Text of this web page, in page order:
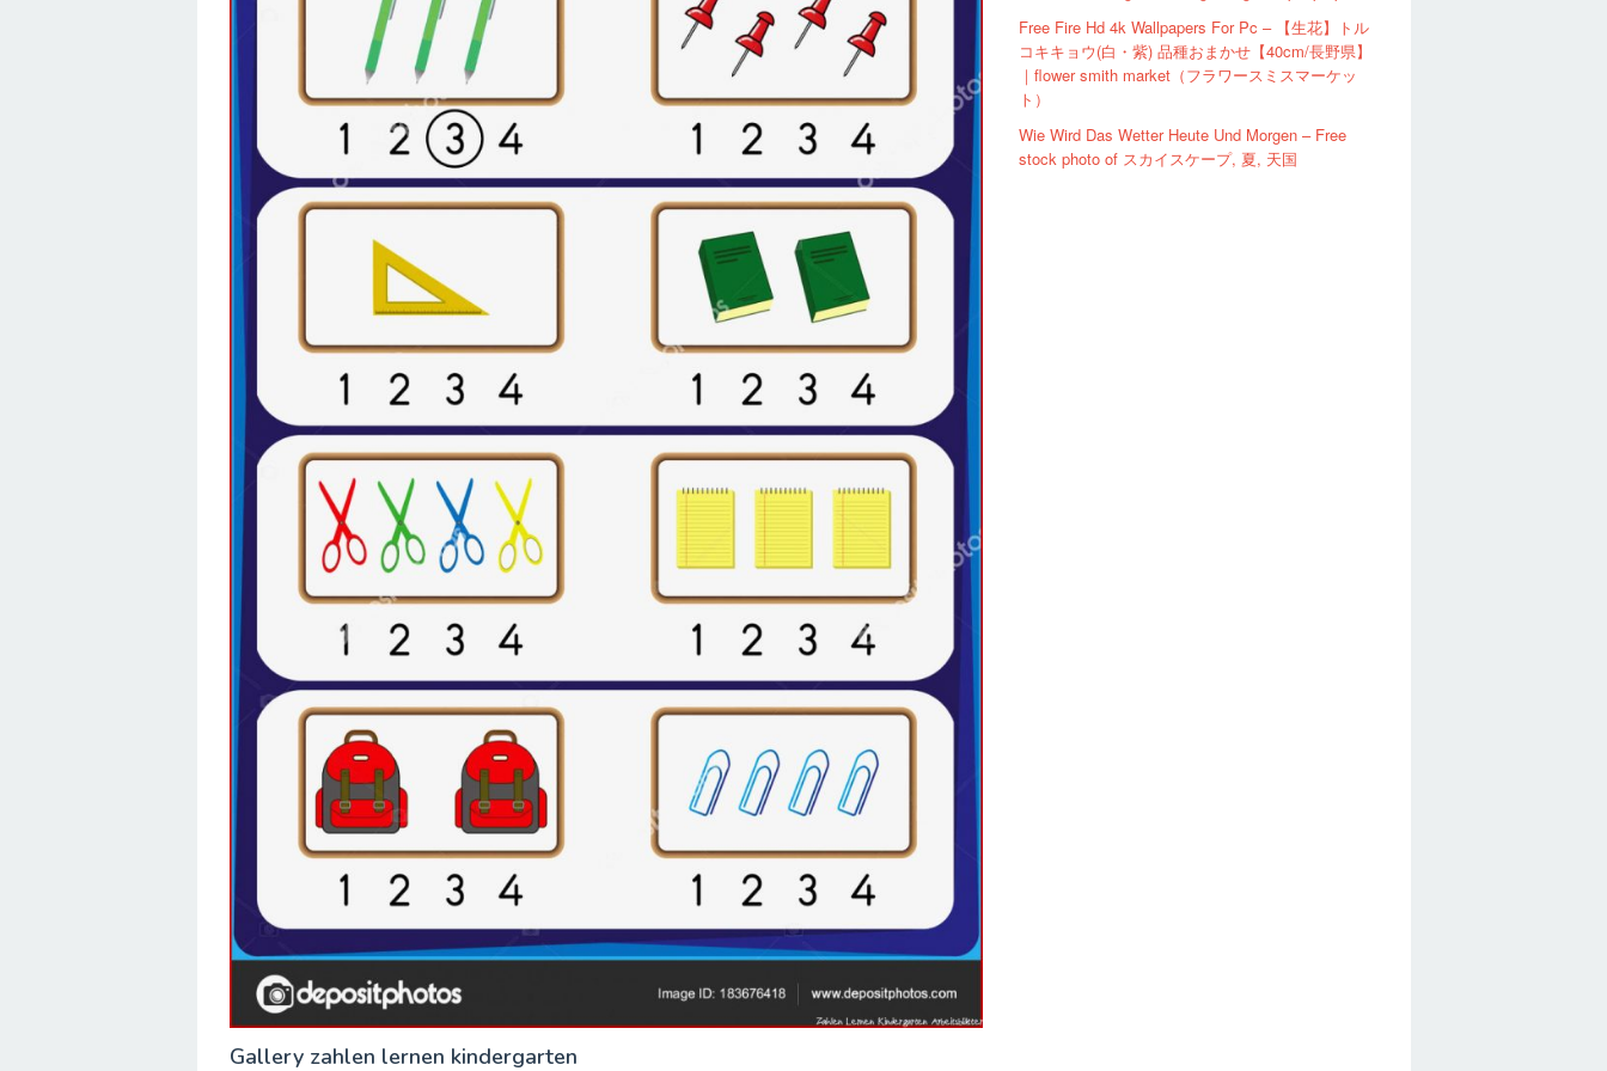
Gallery zahlen lernen kindergarten
Free Fire Hd 4k Wallpapers For Pc – 【生花】トル
コキキョウ(白・紫) 品種おまかせ【40cm/長野県】
｜flower smith market（フラワースミスマーケッ
ト）
Wie Wird Das Wetter Heute Und Morgen – Free
stock photo of スカイスケープ, 夏, 天国